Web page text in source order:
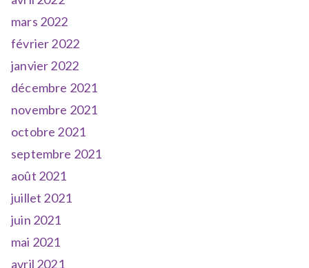
mars 2022
février 2022
janvier 2022
décembre 2021
novembre 2021
octobre 2021
septembre 2021
août 2021
juillet 2021
juin 2021
mai 2021
avril 2021